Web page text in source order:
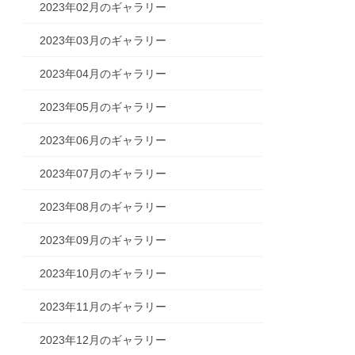
2023年02月のギャラリー
2023年03月のギャラリー
2023年04月のギャラリー
2023年05月のギャラリー
2023年06月のギャラリー
2023年07月のギャラリー
2023年08月のギャラリー
2023年09月のギャラリー
2023年10月のギャラリー
2023年11月のギャラリー
2023年12月のギャラリー